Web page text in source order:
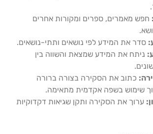
חפש מאמרים, ספרים ומקורות אחרים
סדר את המידע לפי נושאים ותתי-נושאים.
ניתח את המידע שמצאת והשווה בין
כתוב את הסקירה בצורה ברורה
שימוש בשפה אקדמית מתאימה.
ערוך את הסקירה ותקן שגיאות דקדוקיות